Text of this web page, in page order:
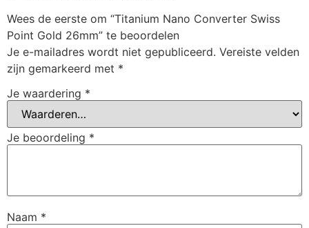
Wees de eerste om “Titanium Nano Converter Swiss
Point Gold 26mm” te beoordelen
Je e-mailadres wordt niet gepubliceerd. Vereiste velden
zijn gemarkeerd met *
Je waardering *
Je beoordeling *
Naam *